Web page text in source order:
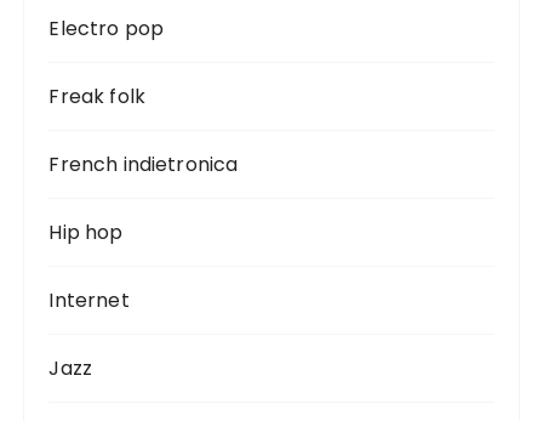
Electro pop
Freak folk
French indietronica
Hip hop
Internet
Jazz